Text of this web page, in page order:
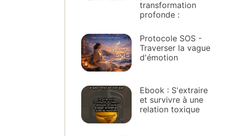
transformation
profonde :
Protocole SOS -
Traverser la vague
d'émotion
Ebook : S'extraire
et survivre à une
relation toxique